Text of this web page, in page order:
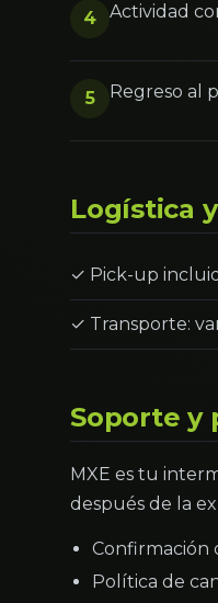
4 Actividad
5 Regreso al
Logística
✓ Pick-up
✓ Transporte:
Soporte y
MXE es tu
después de la
Confirmación
Política de